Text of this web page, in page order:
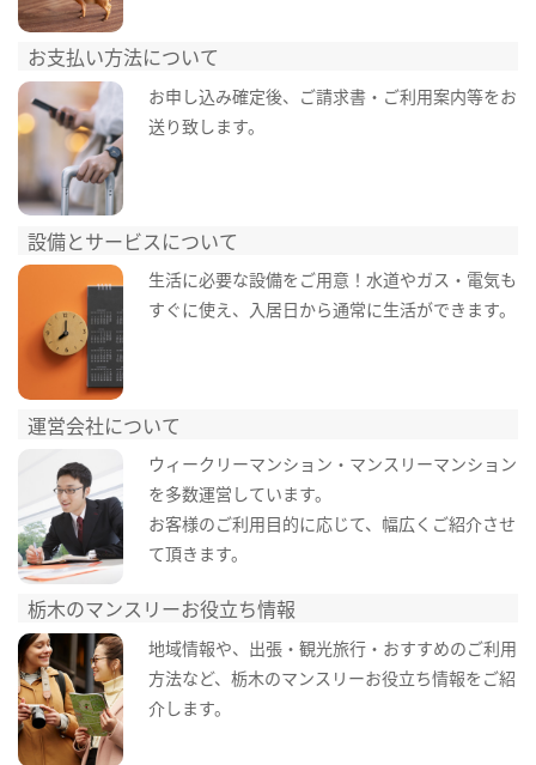
お支払い方法について
お申し込み確定後、ご請求書・ご利用案内等をお
送り致します。
設備とサービスについて
生活に必要な設備をご用意！水道やガス・電気も
すぐに使え、入居日から通常に生活ができます。
運営会社について
ウィークリーマンション・マンスリーマンション
を多数運営しています。
お客様のご利用目的に応じて、幅広くご紹介させ
て頂きます。
栃木のマンスリーお役立ち情報
地域情報や、出張・観光旅行・おすすめのご利用
方法など、栃木のマンスリーお役立ち情報をご紹
介します。